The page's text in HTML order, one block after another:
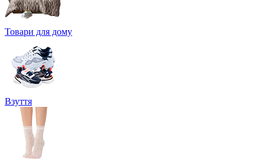
Товари для дому
Взуття